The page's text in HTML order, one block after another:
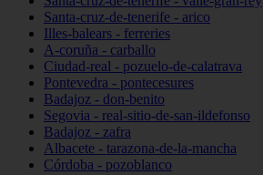
Santa-cruz-de-tenerife - arico
Illes-balears - ferreries
A-coruña - carballo
Ciudad-real - pozuelo-de-calatrava
Pontevedra - pontecesures
Badajoz - don-benito
Segovia - real-sitio-de-san-ildefonso
Badajoz - zafra
Albacete - tarazona-de-la-mancha
Córdoba - pozoblanco